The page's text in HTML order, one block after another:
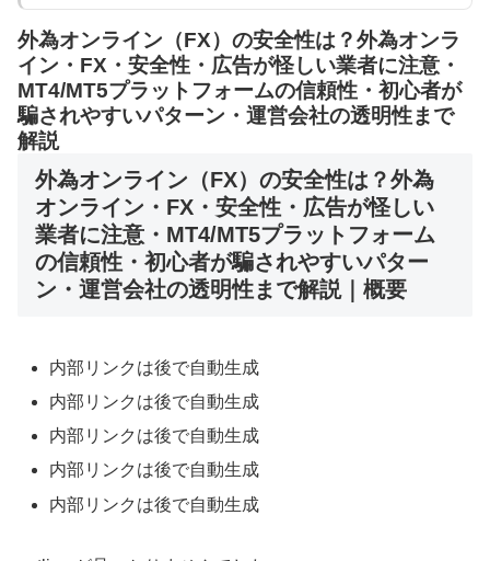
外為オンライン（FX）の安全性は？外為オンラ
イン・FX・安全性・広告が怪しい業者に注意・
MT4/MT5プラットフォームの信頼性・初心者が
騙されやすいパターン・運営会社の透明性まで
解説
外為オンライン（FX）の安全性は？外為
オンライン・FX・安全性・広告が怪しい
業者に注意・MT4/MT5プラットフォーム
の信頼性・初心者が騙されやすいパター
ン・運営会社の透明性まで解説｜概要
内部リンクは後で自動生成
内部リンクは後で自動生成
内部リンクは後で自動生成
内部リンクは後で自動生成
内部リンクは後で自動生成